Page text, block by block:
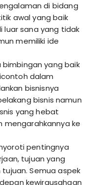
di bidang
awal yang baik
luar sana yang tidak
memiliki ide
yang baik
dalam
bisnisnya
bisnis namun
yang hebat
ke
pentingnya
tujuan yang
Semua aspek
kewirausahaan